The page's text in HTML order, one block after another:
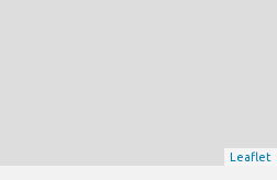
Leaflet